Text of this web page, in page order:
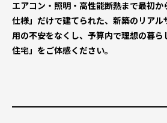
エアコン・照明・高性能断熱まで最初
仕様」だけで建てられた、新築のリアル
用の不安をなくし、予算内で理想の暮
住宅」をご体感ください。